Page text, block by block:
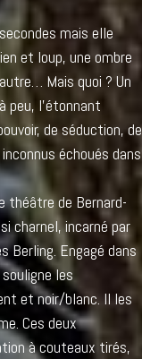
mais elle
et loup, une ombre
Mais quoi ? Un
peu, l’étonnant
de séduction, de
échoués dans
théâtre de Bernard-
charnel, incarné par
Berling. Engagé dans
les
et noir/blanc. Il les
Ces deux
à couteaux tirés,